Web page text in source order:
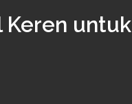
Keren untuk